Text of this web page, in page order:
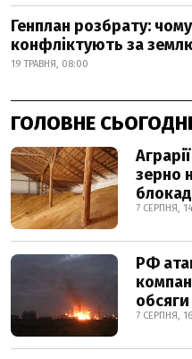
Генплан розбрату:
конфліктують за
19 ТРАВНЯ, 08:00
ГОЛОВНЕ СЬОГОДНІ
зерно
7 СЕРПНЯ,
РФ
7 СЕРПНЯ,